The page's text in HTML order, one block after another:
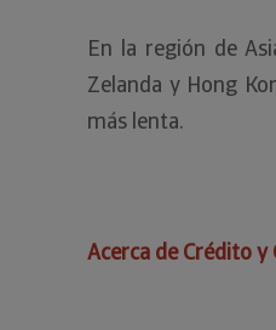
En la región de
Zelanda y Hong
más lenta.
Acerca de Crédito y